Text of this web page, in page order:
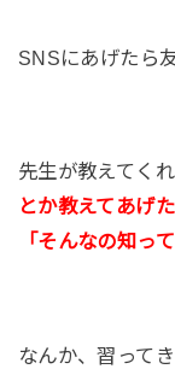
SNSにあげたら
先生が教えてく
とか教えてあげた
「そんなの知っ
なんか、習って